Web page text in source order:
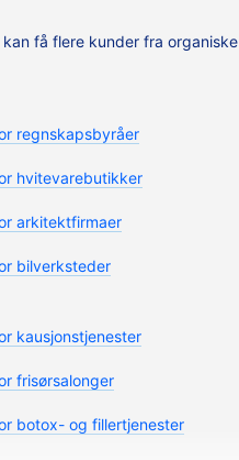
få flere kunder fra organiske
regnskapsbyråer
hvitevarebutikker
arkitektfirmaer
bilverksteder
kausjonstjenester
frisørsalonger
botox- og fillertjenester